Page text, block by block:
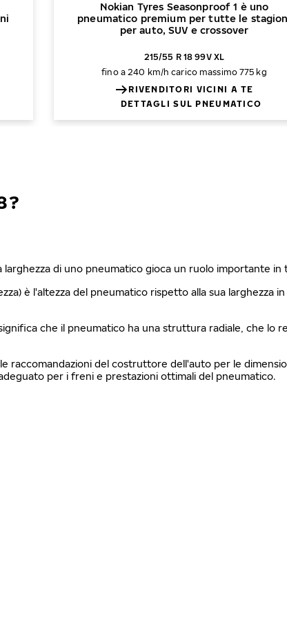
Nokian Tyres Seasonproof 1 è uno
pneumatico premium per tutte le
per auto, SUV e crossover
215/55 R 18 99V XL
fino a 240 km/h carico massimo 775 kg
RIVENDITORI VICINI A TE
DETTAGLI SUL PNEUMATICO
larghezza di uno pneumatico gioca un ruolo importante
è l'altezza del pneumatico rispetto alla sua larghezza
che il pneumatico ha una struttura radiale, che
raccomandazioni del costruttore dell'auto per le
per i freni e prestazioni ottimali del pneumatico.